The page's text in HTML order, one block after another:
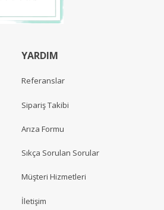
YARDIM
Referanslar
Sipariş Takibi
Arıza Formu
Sıkça Sorulan Sorular
Müşteri Hizmetleri
İletişim